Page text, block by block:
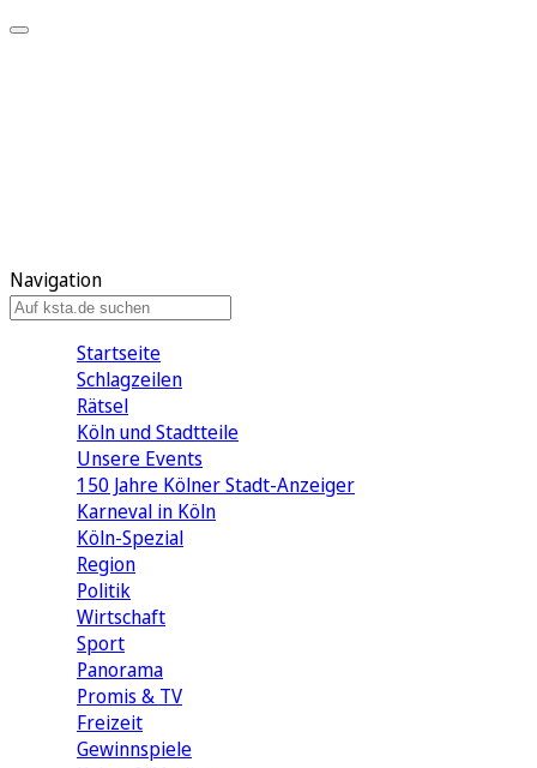
Navigation
Startseite
Schlagzeilen
Rätsel
Köln und Stadtteile
Unsere Events
150 Jahre Kölner Stadt-Anzeiger
Karneval in Köln
Köln-Spezial
Region
Politik
Wirtschaft
Sport
Panorama
Promis & TV
Freizeit
Gewinnspiele